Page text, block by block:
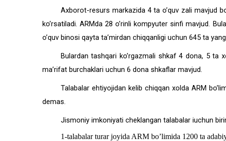
Axborot-resurs markazida 4 ta o’quv zali mavjud
ko’rsatiladi. ARMda 28 o’rinli kompyuter sinfi mavjud.
o’quv binosi qayta ta’mirdan chiqqanligi uchun 645 ta
Bulardan tashqari ko’rgazmali shkaf 4 dona, 5 ta
ma’rifat burchaklari uchun 6 dona shkaflar mavjud.
Talabalar ehtiyojidan kelib chiqqan xolda ARM
demas.
Jismoniy imkoniyati cheklangan talabalar iuchun
1-talabalar turar joyida ARM bo’limida 1200 ta